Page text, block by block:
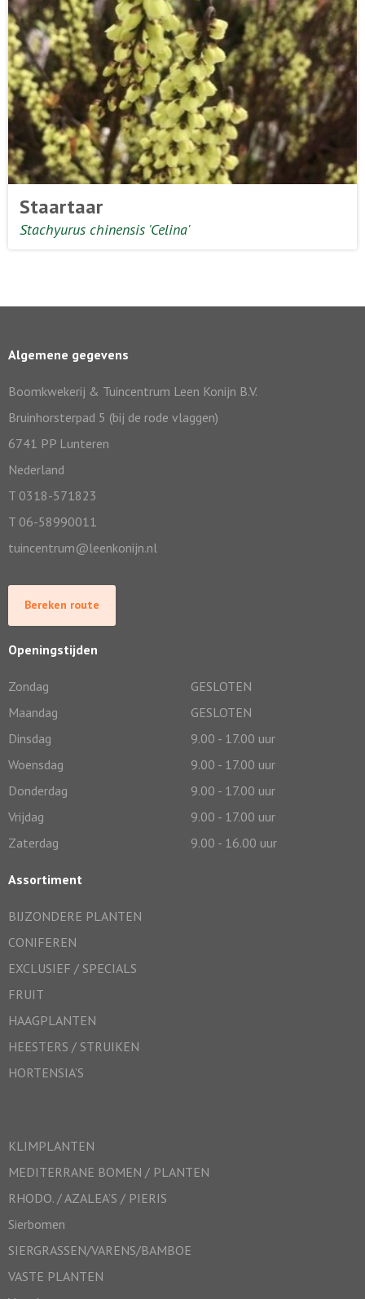
Staartaar
Stachyurus chinensis 'Celina'
Algemene gegevens
Boomkwekerij & Tuincentrum Leen Konijn B.V.
Bruinhorsterpad 5 (bij de rode vlaggen)
6741 PP Lunteren
Nederland
T 0318-571823
T 06-58990011
tuincentrum@leenkonijn.nl
Bereken route
Openingstijden
Zondag
GESLOTEN
Maandag
GESLOTEN
Dinsdag
9.00 - 17.00 uur
Woensdag
9.00 - 17.00 uur
Donderdag
9.00 - 17.00 uur
Vrijdag
9.00 - 17.00 uur
Zaterdag
9.00 - 16.00 uur
Assortiment
BIJZONDERE PLANTEN
CONIFEREN
EXCLUSIEF / SPECIALS
FRUIT
HAAGPLANTEN
HEESTERS / STRUIKEN
HORTENSIA’S
KLIMPLANTEN
MEDITERRANE BOMEN / PLANTEN
RHODO. / AZALEA’S / PIERIS
Sierbomen
SIERGRASSEN/VARENS/BAMBOE
VASTE PLANTEN